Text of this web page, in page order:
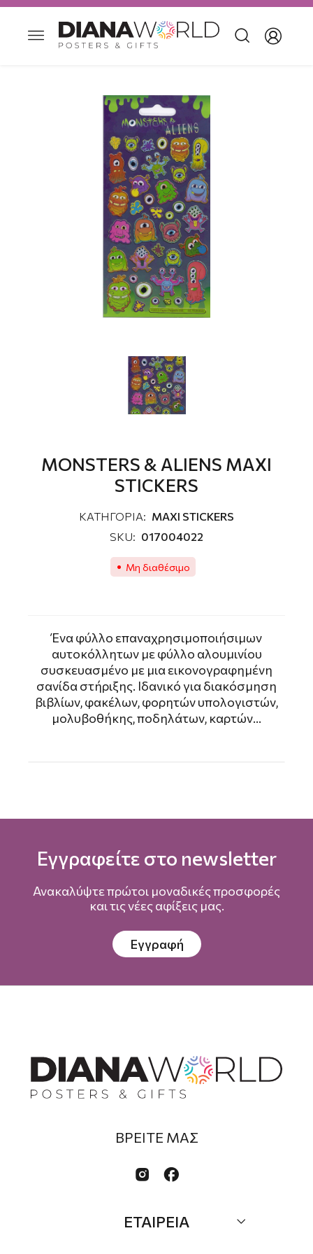
MONSTERS & ALIENS MAXI
STICKERS
ΚΑΤΗΓΟΡΙΑ: MAXI STICKERS
SKU: 017004022
Μη διαθέσιμο
Ένα φύλλο επαναχρησιμοποιήσιμων
αυτοκόλλητων με φύλλο αλουμινίου
συσκευασμένο με μια εικονογραφημένη
σανίδα στήριξης. Ιδανικό για διακόσμηση
βιβλίων, φακέλων, φορητών υπολογιστών,
μολυβοθήκης, ποδηλάτων, καρτών...
Εγγραφείτε στο newsletter
Ανακαλύψτε πρώτοι μοναδικές προσφορές
και τις νέες αφίξεις μας.
Εγγραφή
ΒΡΕΙΤΕ ΜΑΣ
 
ΕΤΑΙΡΕΙΑ